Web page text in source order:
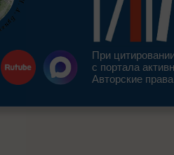
При
с портала
Авторские